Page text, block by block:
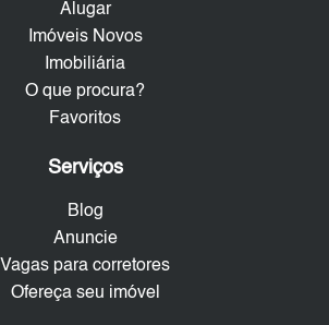
Alugar
Imóveis Novos
Imobiliária
O que procura?
Favoritos
Serviços
Blog
Anuncie
Vagas para corretores
Ofereça seu imóvel